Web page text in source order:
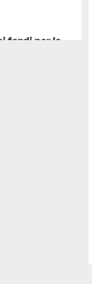
fondi per la